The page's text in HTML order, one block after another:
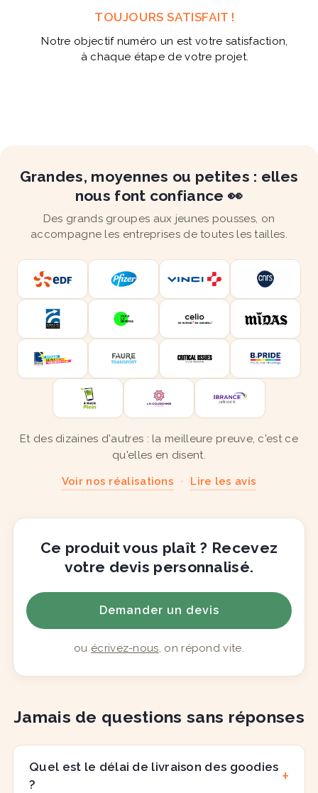
TOUJOURS SATISFAIT !
Notre objectif numéro un est votre satisfaction,
à chaque étape de votre projet.
Grandes, moyennes ou petites : elles
nous font confiance 👀
Des grands groupes aux jeunes pousses, on
accompagne les entreprises de toutes les tailles.
Et des dizaines d'autres : la meilleure preuve, c'est ce
qu'elles en disent.
Voir nos réalisations · Lire les avis
Ce produit vous plaît ? Recevez
votre devis personnalisé.
Demander un devis
ou écrivez-nous, on répond vite.
Jamais de questions sans réponses
Quel est le délai de livraison des goodies
?